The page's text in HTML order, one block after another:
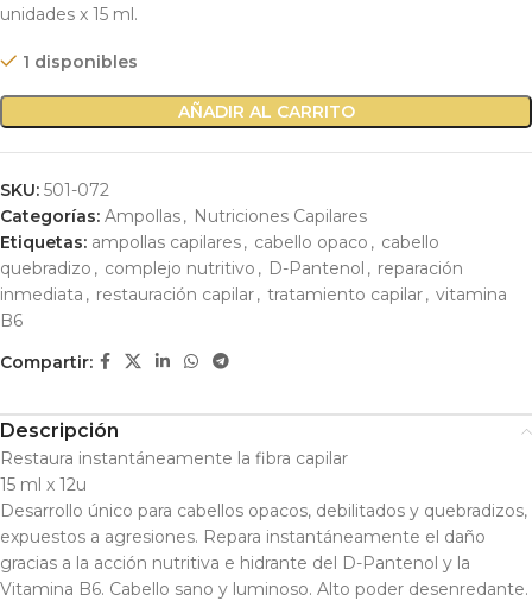
unidades x 15 ml.
1 disponibles
AÑADIR AL CARRITO
SKU: 501-072
Categorías: Ampollas, Nutriciones Capilares
Etiquetas: ampollas capilares, cabello opaco , cabello
quebradizo , complejo nutritivo , D-Pantenol , reparación
inmediata , restauración capilar, tratamiento capilar, vitamina
B6
Compartir:
Descripción
Restaura instantáneamente la fibra capilar
15 ml x 12u
Desarrollo único para cabellos opacos, debilitados y quebradizos,
expuestos a agresiones. Repara instantáneamente el daño
gracias a la acción nutritiva e hidrante del D-Pantenol y la
Vitamina B6. Cabello sano y luminoso. Alto poder desenredante.